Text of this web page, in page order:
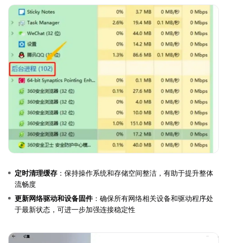
定时清理缓存 ：保持操作系统和存储空间整洁，有助于提升整体
流畅度
更新网络驱动和设备固件：确保所有网络相关设备和驱动程序处
于最新状态，可进一步加强连接稳定性